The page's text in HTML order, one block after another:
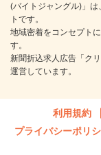
(バイトジャングル)」
トです。
地域密着をコンセプト
す。
新聞折込求人広告「ク
運営しています。
利用規約
プライバシーポリ